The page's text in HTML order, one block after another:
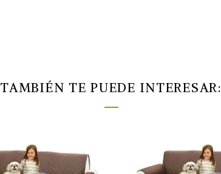
TAMBIÉN TE PUEDE INTERESAR: